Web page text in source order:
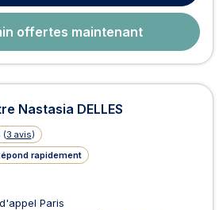
offertes maintenant
Nastasia DELLES
(3 avis)
rapidement
Paris